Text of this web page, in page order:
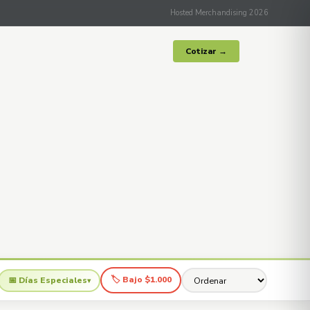
Hosted Merchandising 2026
Cotizar →
📅 Días Especiales▾ 🏷 Bajo $1.000